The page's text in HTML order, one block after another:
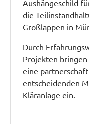
Aushängeschild
die
Großlappen in
Durch
Projekten
eine
entscheidenden
Kläranlage ein.